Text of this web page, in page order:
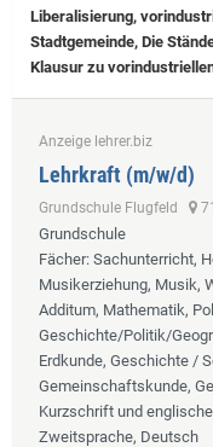
Liberalisierung,
Stadtgemeinde, Die
Klausur zu
Anzeige lehrer.biz
Lehrkraft (m/w/d)
Grundschule Flugfeld
Grundschule
Fächer: Sachunterricht,
Musikerziehung, Musik,
Additum, Mathematik,
Geschichte/Politik/
Erdkunde, Geschichte /
Gemeinschaftskunde,
Kurzschrift und
Zweitsprache, Deutsch